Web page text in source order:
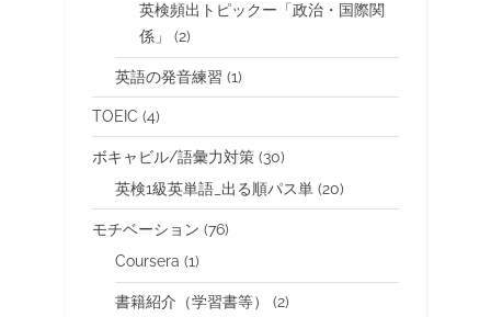
英検頻出トピックー「政治・国際関
係」
(2)
英語の発音練習 (1)
TOEIC (4)
ボキャビル/語彙力対策 (30)
英検1級英単語_出る順パス単 (20)
モチベーション (76)
Coursera (1)
書籍紹介（学習書等） (2)